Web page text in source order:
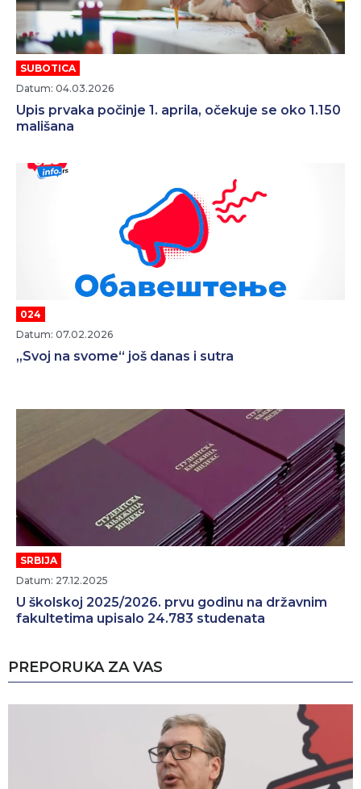
SUBOTICA
Datum: 04.03.2026
Upis prvaka počinje 1. aprila, očekuje se oko 1.150
mališana
024
Datum: 07.02.2026
„Svoj na svome“ još danas i sutra
SRBIJA
Datum: 27.12.2025
U školskoj 2025/2026. prvu godinu na državnim
fakultetima upisalo 24.783 studenata
PREPORUKA ZA VAS